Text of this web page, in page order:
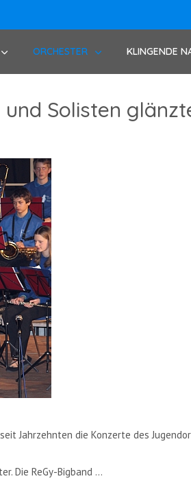
ORCHESTER KLINGENDE
Solisten
Jahrzehnten die Konzerte des
Die ReGy-Bigband ...